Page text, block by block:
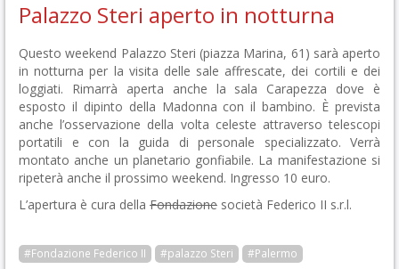
Palazzo Steri aperto in notturna
Questo weekend Palazzo Steri (piazza Marina, 61) sarà aperto
in notturna per la visita delle sale affrescate, dei cortili e dei
loggiati. Rimarrà aperta anche la sala Carapezza dove è
esposto il dipinto della Madonna con il bambino. È prevista
anche l’osservazione della volta celeste attraverso telescopi
portatili e con la guida di personale specializzato. Verrà
montato anche un planetario gonfiabile. La manifestazione si
ripeterà anche il prossimo weekend. Ingresso 10 euro.
L’apertura è cura della Fondazione società Federico II s.r.l.
#Fondazione Federico II #palazzo Steri #Palermo